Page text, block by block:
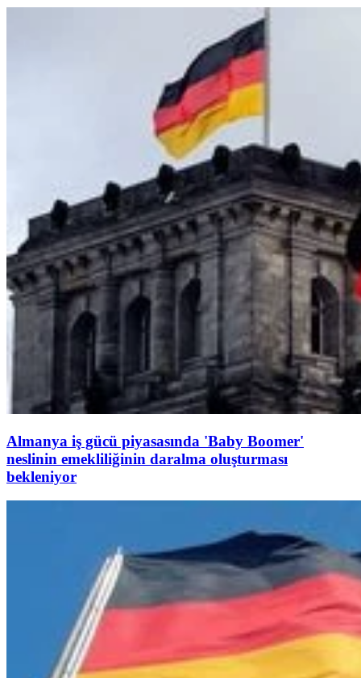
Almanya iş gücü piyasasında 'Baby Boomer'
neslinin emekliliğinin daralma oluşturması
bekleniyor